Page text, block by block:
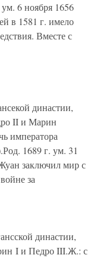
6 ноября 1656
в 1581 г. имело
Вместе с
династии,
II и Марин
императора
1689 г. ум. 31
заключил мир с
за
династии,
I и Педро III.Ж.: с